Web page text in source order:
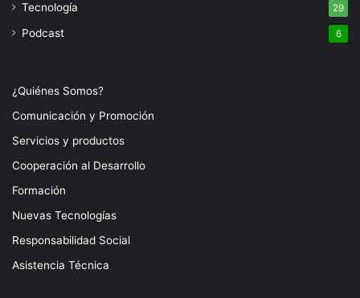
Tecnología 29
Podcast 6
¿Quiénes Somos?
Comunicación y Promoción
Servicios y productos
Cooperación al Desarrollo
Formación
Nuevas Tecnologías
Responsabilidad Social
Asistencia Técnica